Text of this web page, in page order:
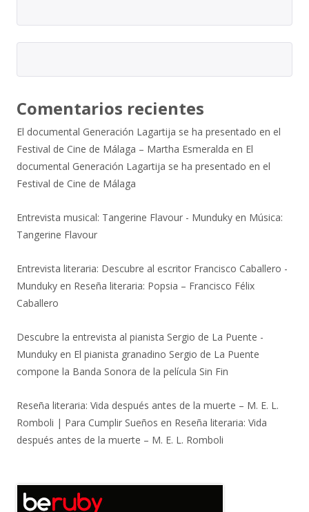
Comentarios recientes
El documental Generación Lagartija se ha presentado en el
Festival de Cine de Málaga – Martha Esmeralda en El
documental Generación Lagartija se ha presentado en el
Festival de Cine de Málaga
Entrevista musical: Tangerine Flavour - Munduky en Música:
Tangerine Flavour
Entrevista literaria: Descubre al escritor Francisco Caballero -
Munduky en Reseña literaria: Popsia – Francisco Félix
Caballero
Descubre la entrevista al pianista Sergio de La Puente -
Munduky en El pianista granadino Sergio de La Puente
compone la Banda Sonora de la película Sin Fin
Reseña literaria: Vida después antes de la muerte – M. E. L.
Romboli | Para Cumplir Sueños en Reseña literaria: Vida
después antes de la muerte – M. E. L. Romboli